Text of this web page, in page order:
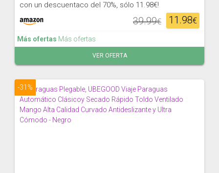
con un descuentaco del 70%, sólo 11.98€!
11.98€
39.99€
Más ofertas Más ofertas
VER OFERTA
-31%